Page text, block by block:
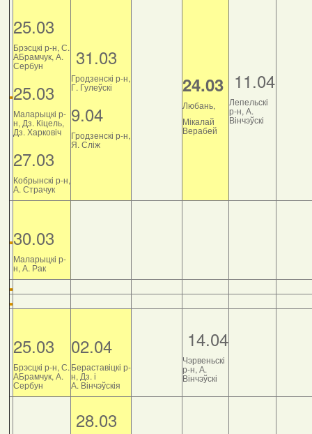
25.03
Брэсцкі р-н, С.
АБрамчук, А.
Сербун
25.03
Маларыцкі р-
н, Дз. Кіцель,
Дз. Харковіч
27.03
Кобрынскі р-н,
А. Страчук
31.03
Гродзенскі р-н,
Г. Гулеўскі
9.04
Гродзенскі р-н,
Я. Сліж
24.03
Любань,
Мікалай
Верабей
11.04
Лепельскі
р-н, А.
Вінчэўскі
30.03
Маларыцкі р-
н, А. Рак
25.03
Брэсцкі р-н, С.
АБрамчук, А.
Сербун
02.04
Бераставіцкі р-
н, Дз. і
А. Вінчэўскія
14.04
Чэрвеньскі
р-н, А.
Вінчэўскі
28.03